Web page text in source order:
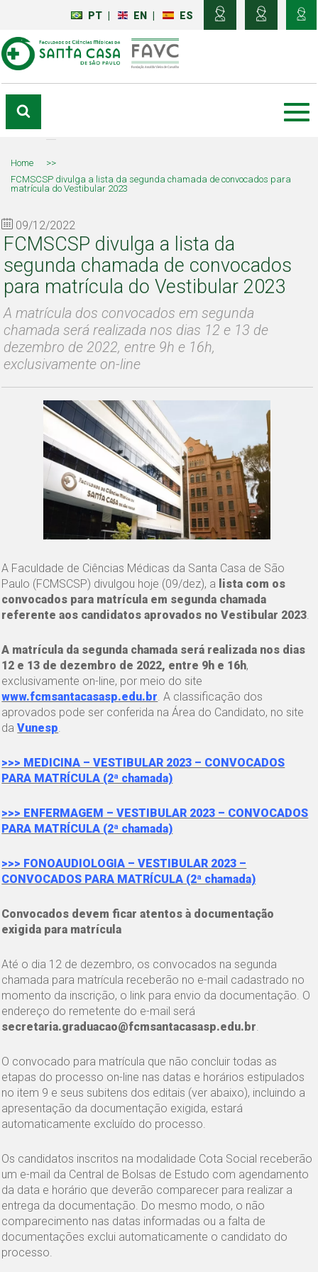
PT EN ES
Home
>>
FCMSCSP divulga a lista da segunda chamada de convocados para
matrícula do Vestibular 2023
09/12/2022
FCMSCSP divulga a lista da
segunda chamada de convocados
para matrícula do Vestibular 2023
A matrícula dos convocados em segunda
chamada será realizada nos dias 12 e 13 de
dezembro de 2022, entre 9h e 16h,
exclusivamente on-line
A Faculdade de Ciências Médicas da Santa Casa de São
Paulo (FCMSCSP) divulgou hoje (09/dez), a lista com os
convocados para matrícula em segunda chamada
referente aos candidatos aprovados no Vestibular 2023
A matrícula da segunda chamada será realizada nos dias
12 e 13 de dezembro de 2022, entre 9h e 16h,
exclusivamente on-line, por meio do site
www.fcmsantacasasp.edu.br . A classificação dos
aprovados pode ser conferida na Área do Candidato, no site
daVunesp
>>> MEDICINA – VESTIBULAR 2023 – CONVOCADOS
PARA MATRÍCULA (2ª chamada)
>>> ENFERMAGEM – VESTIBULAR 2023 – CONVOCADOS
PARA MATRÍCULA (2ª chamada)
>>> FONOAUDIOLOGIA – VESTIBULAR 2023 –
CONVOCADOS PARA MATRÍCULA (2ª chamada)
Convocados devem ficar atentos à documentação
exigida para matrícula
Até o dia 12 de dezembro, os convocados na segunda
chamada para matrícula receberão no e-mail cadastrado no
momento da inscrição, o link para envio da documentação. O
endereço do remetente do e-mail será
secretaria.graduacao@fcmsantacasasp.edu.br
O convocado para matrícula que não concluir todas as
etapas do processo on-line nas datas e horários estipulados
no item 9 e seus subitens dos editais (ver abaixo), incluindo a
apresentação da documentação exigida, estará
automaticamente excluído do processo.
Os candidatos inscritos na modalidade Cota Social receberão
um e-mail da Central de Bolsas de Estudo com agendamento
da data e horário que deverão comparecer para realizar a
entrega da documentação. Do mesmo modo, o não
comparecimento nas datas informadas ou a falta de
documentações exclui automaticamente o candidato do
processo.